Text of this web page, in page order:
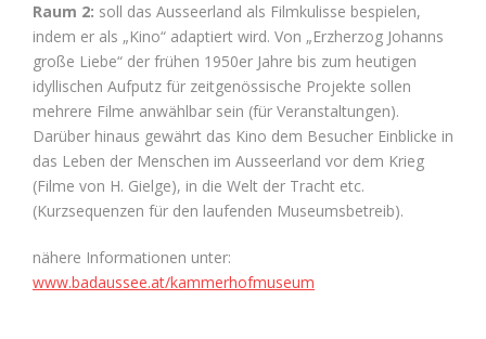
Raum 2: soll das Ausseerland als Filmkulisse bespielen,
indem er als „Kino“ adaptiert wird. Von „Erzherzog Johanns
große Liebe“ der frühen 1950er Jahre bis zum heutigen
idyllischen Aufputz für zeitgenössische Projekte sollen
mehrere Filme anwählbar sein (für Veranstaltungen).
Darüber hinaus gewährt das Kino dem Besucher Einblicke in
das Leben der Menschen im Ausseerland vor dem Krieg
(Filme von H. Gielge), in die Welt der Tracht etc.
(Kurzsequenzen für den laufenden Museumsbetreib).
nähere Informationen unter:
www.badaussee.at/kammerhofmuseum